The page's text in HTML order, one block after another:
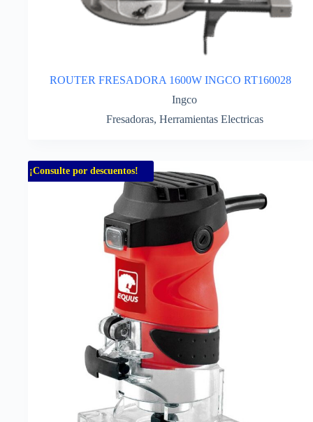
ROUTER FRESADORA 1600W INGCO RT160028
Ingco
Fresadoras, Herramientas Electricas
¡Consulte por descuentos!